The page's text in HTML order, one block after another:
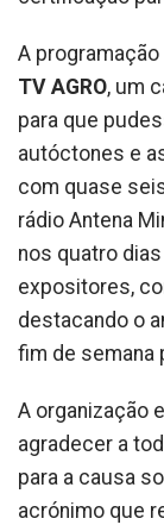
A
TV AGRO, um
para que
autóctones e
com quase
rádio Antena
nos quatro
expositores,
destacando o
fim de semana
A organização
agradecer a
para a causa
acrónimo que